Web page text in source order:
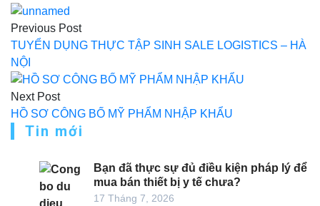
Điều
hướng
bài
viết
Previous Post
TUYỂN DỤNG THỰC TẬP SINH SALE LOGISTICS – HÀ
NỘI
Next Post
HỒ SƠ CÔNG BỐ MỸ PHẨM NHẬP KHẨU
Tin mới
Bạn đã thực sự đủ điều kiện pháp lý để
mua bán thiết bị y tế chưa?
17 Tháng 7, 2026